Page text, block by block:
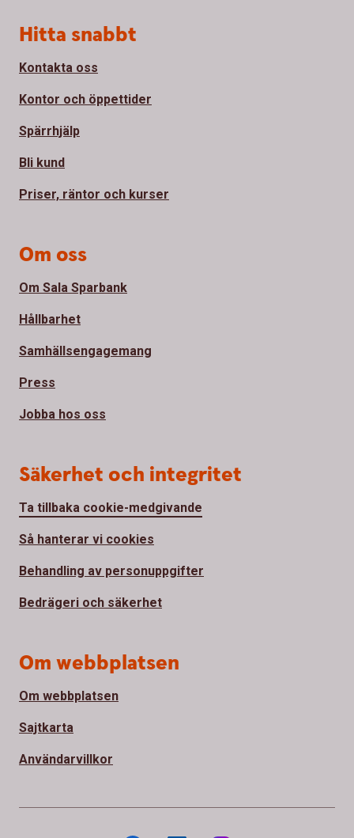
Sidfot
Hitta snabbt
Kontakta oss
Kontor och öppettider
Spärrhjälp
Bli kund
Priser, räntor och kurser
Om oss
Om Sala Sparbank
Hållbarhet
Samhällsengagemang
Press
Jobba hos oss
Säkerhet och integritet
Ta tillbaka cookie-medgivande
Så hanterar vi cookies
Behandling av personuppgifter
Bedrägeri och säkerhet
Om webbplatsen
Om webbplatsen
Sajtkarta
Användarvillkor